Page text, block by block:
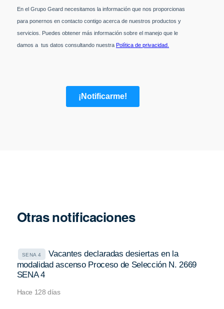
Otras notificaciones
SENA 4
Vacantes declaradas desiertas en la
modalidad ascenso Proceso de Selección N. 2669
SENA 4
Hace 128 días